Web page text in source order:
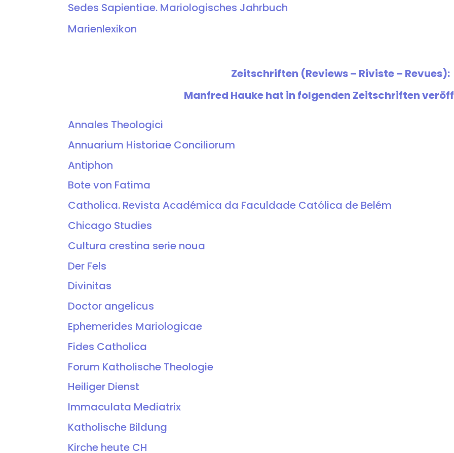
Sedes Sapientiae. Mariologisches Jahrbuch
Marienlexikon
Zeitschriften (Reviews – Riviste – Revues):
Manfred Hauke hat in folgenden Zeitschriften
Annales Theologici
Annuarium Historiae Conciliorum
Antiphon
Bote von Fatima
Catholica. Revista Académica da Faculdade Católica de Belém
Chicago Studies
Cultura crestina serie noua
Der Fels
Divinitas
Doctor angelicus
Ephemerides Mariologicae
Fides Catholica
Forum Katholische Theologie
Heiliger Dienst
Immaculata Mediatrix
Katholische Bildung
Kirche heute CH